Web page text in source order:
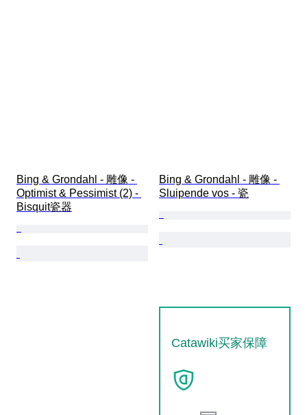
Bing & Grondahl - 雕像 -
Optimist & Pessimist (2) -
Bisquit瓷器
Bing & Grondahl - 雕像 -
Sluipende vos - 瓷
Catawiki买家保障